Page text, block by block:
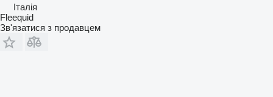
Італія
Fleequid
Зв'язатися з продавцем